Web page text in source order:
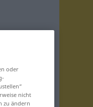
oder
nicht
zu ändern